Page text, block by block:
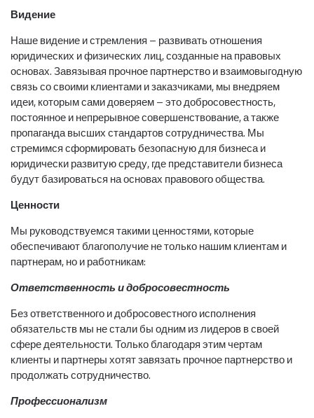
Видение
Наше видение и стремления – развивать отношения
юридических и физических лиц, созданные на правовых
основах. Завязывая прочное партнерство и взаимовыгодную
связь со своими клиентами и заказчиками, мы внедряем
идеи, которым сами доверяем – это добросовестность,
постоянное и непрерывное совершенствование, а также
пропаганда высших стандартов сотрудничества. Мы
стремимся сформировать безопасную для бизнеса и
юридически развитую среду, где представители бизнеса
будут базироваться на основах правового общества.
Ценности
Мы руководствуемся такими ценностями, которые
обеспечивают благополучие не только нашим клиентам и
партнерам, но и работникам:
Ответственность и добросовестность
Без ответственного и добросовестного исполнения
обязательств мы не стали бы одним из лидеров в своей
сфере деятельности. Только благодаря этим чертам
клиенты и партнеры хотят завязать прочное партнерство и
продолжать сотрудничество.
Профессионализм